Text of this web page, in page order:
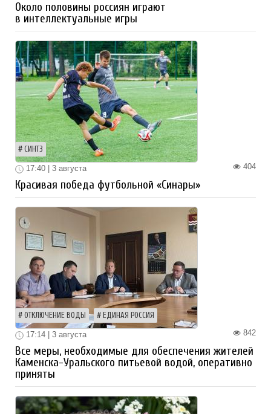
Около половины россиян играют
в интеллектуальные игры
СИНТЗ
404
17:40 | 3 августа
Красивая победа футбольной «Синары»
ОТКЛЮЧЕНИЕ ВОДЫ ЕДИНАЯ РОССИЯ
842
17:14 | 3 августа
Все меры, необходимые для обеспечения жителей
Каменска-Уральского питьевой водой, оперативно
приняты